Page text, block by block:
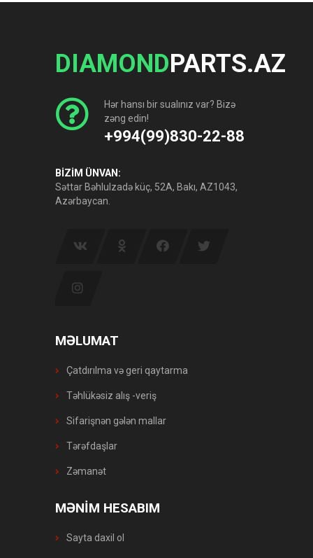
DIAMONDPARTS.AZ
Hər hansı bir sualınız var? Bizə
zəng edin!
+994(99)830-22-88
BİZİM ÜNVAN:
Səttar Bəhlulzadə küç, 52A, Bakı, AZ1043,
Azərbaycan.
MƏLUMAT
Çatdırılma və geri qaytarma
Təhlükəsiz alış -veriş
Sifarişnən gələn mallar
Tərəfdaşlar
Zəmanət
MƏNİM HESABIM
Sayta daxil ol